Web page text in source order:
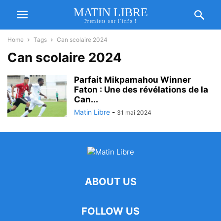
MATIN LIBRE
Premiers sur l'info !
Home Tags Can scolaire 2024
Can scolaire 2024
Parfait Mikpamahou Winner
Faton : Une des révélations de la
Can...
Matin Libre - 31 mai 2024
ABOUT US
FOLLOW US